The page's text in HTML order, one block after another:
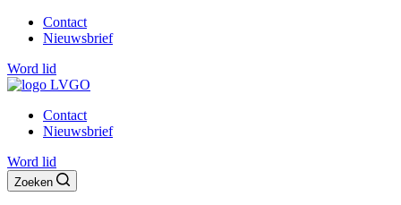
Contact
Nieuwsbrief
Word lid
Contact
Nieuwsbrief
Word lid
Zoeken